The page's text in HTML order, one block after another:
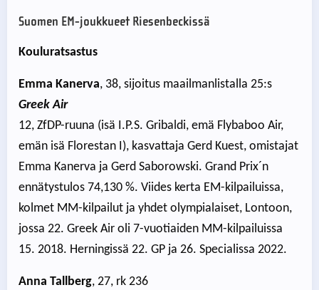
Suomen EM-joukkueet Riesenbeckissä
Kouluratsastus
Emma Kanerva, 38, sijoitus maailmanlistalla 25:s
Greek Air
12, ZfDP-ruuna (isä I.P.S. Gribaldi, emä Flybaboo Air,
emän isä Florestan I), kasvattaja Gerd Kuest, omistajat
Emma Kanerva ja Gerd Saborowski. Grand Prix´n
ennätystulos 74,130 %. Viides kerta EM-kilpailuissa,
kolmet MM-kilpailut ja yhdet olympialaiset, Lontoon,
jossa 22. Greek Air oli 7-vuotiaiden MM-kilpailuissa
15. 2018. Herningissä 22. GP ja 26. Specialissa 2022.
Anna Tallberg, 27, rk 236